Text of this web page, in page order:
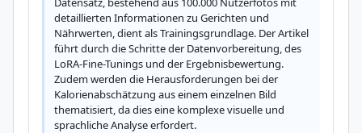
detaillierten Informationen zu Gerichten und
Nährwerten, dient als Trainingsgrundlage. Der Artikel
führt durch die Schritte der Datenvorbereitung, des
LoRA-Fine-Tunings und der Ergebnisbewertung.
Zudem werden die Herausforderungen bei der
Kalorienabschätzung aus einem einzelnen Bild
thematisiert, da dies eine komplexe visuelle und
sprachliche Analyse erfordert.